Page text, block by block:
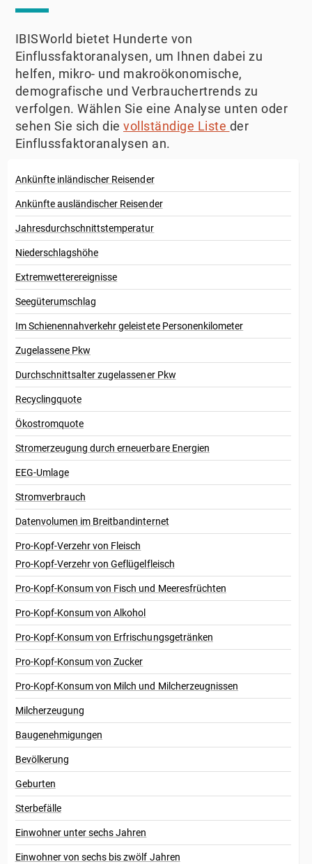
IBISWorld bietet Hunderte von
Einflussfaktoranalysen, um Ihnen dabei zu
helfen, mikro- und makroökonomische,
demografische und Verbrauchertrends zu
verfolgen. Wählen Sie eine Analyse unten oder
sehen Sie sich die vollständige Liste der
Einflussfaktoranalysen an.
Ankünfte inländischer Reisender
Ankünfte ausländischer Reisender
Jahresdurchschnittstemperatur
Niederschlagshöhe
Extremwetterereignisse
Seegüterumschlag
Im Schienennahverkehr geleistete Personenkilometer
Zugelassene Pkw
Durchschnittsalter zugelassener Pkw
Recyclingquote
Ökostromquote
Stromerzeugung durch erneuerbare Energien
EEG-Umlage
Stromverbrauch
Datenvolumen im Breitbandinternet
Pro-Kopf-Verzehr von Fleisch
Pro-Kopf-Verzehr von Geflügelfleisch
Pro-Kopf-Konsum von Fisch und Meeresfrüchten
Pro-Kopf-Konsum von Alkohol
Pro-Kopf-Konsum von Erfrischungsgetränken
Pro-Kopf-Konsum von Zucker
Pro-Kopf-Konsum von Milch und Milcherzeugnissen
Milcherzeugung
Baugenehmigungen
Bevölkerung
Geburten
Sterbefälle
Einwohner unter sechs Jahren
Einwohner von sechs bis zwölf Jahren